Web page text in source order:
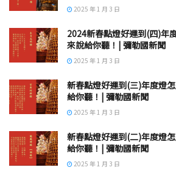
2025 年 1 月 3 日
2024新春點燈好運到(四)年
來說給你聽！| 彌勒國新聞
2025 年 1 月 3 日
新春點燈好運到(三)年度燈
給你聽！| 彌勒國新聞
2025 年 1 月 3 日
新春點燈好運到(二)年度燈
給你聽！| 彌勒國新聞
2025 年 1 月 3 日